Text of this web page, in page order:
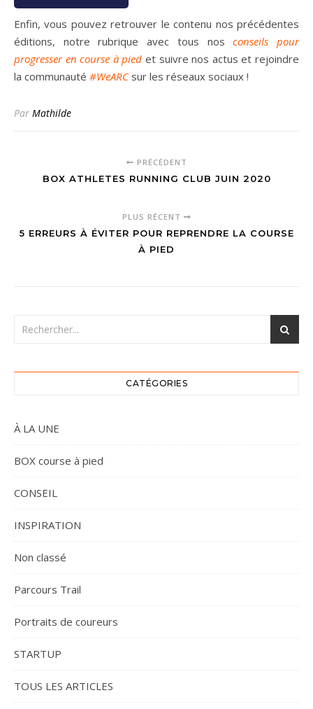
Enfin, vous pouvez retrouver le contenu nos précédentes
éditions, notre rubrique avec tous nosconseils pour
progresser en course à pied et suivre nos actus et rejoindre
la communauté #WeARCsur les réseaux sociaux !
Par Mathilde
PRÉCÉDENT
BOX ATHLETES RUNNING CLUB JUIN 2020
PLUS RÉCENT
5 ERREURS À ÉVITER POUR REPRENDRE LA COURSE
À PIED
CATÉGORIES
À LA UNE
BOX course à pied
CONSEIL
INSPIRATION
Non classé
Parcours Trail
Portraits de coureurs
STARTUP
TOUS LES ARTICLES